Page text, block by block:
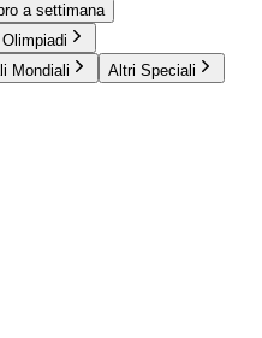
a settimana
Mondiali Altri Speciali